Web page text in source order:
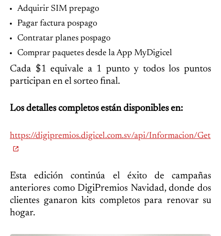
Adquirir SIM prepago
Pagar factura pospago
Contratar planes pospago
Comprar paquetes desde la App MyDigicel
Cada $1 equivale a 1 punto y todos los puntos
participan en el sorteo final.
Los detalles completos están disponibles en:
https://digipremios.digicel.com.sv/api/Informacion/Get
Esta edición continúa el éxito de campañas
anteriores como DigiPremios Navidad, donde dos
clientes ganaron kits completos para renovar su
hogar.